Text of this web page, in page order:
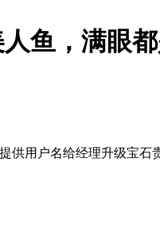
鱼，满眼
供用户名给经理升级宝石